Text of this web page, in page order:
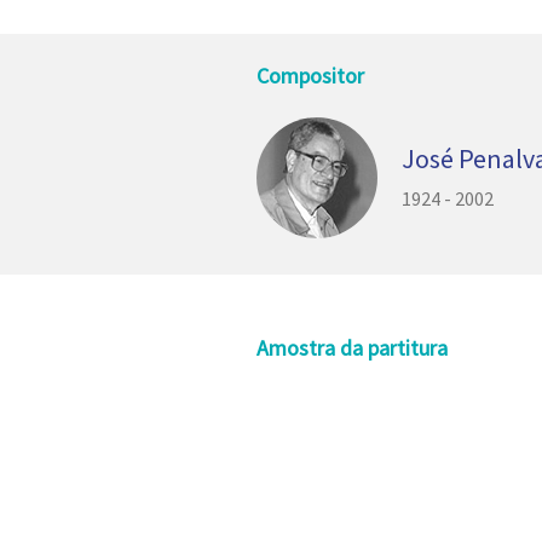
Compositor
José
1924 - 2002
Amostra da partitura